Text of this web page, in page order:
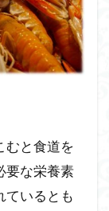
むと食道を
要な栄養素
ているとも